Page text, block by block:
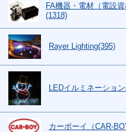
FA機器・電材（電設
(1318)
Rayer Lighting(395)
LEDイルミネーショ
カーボーイ（CAR-